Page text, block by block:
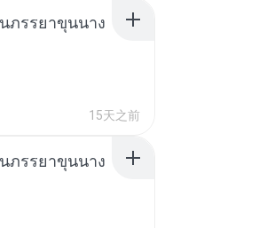
ภรรยาขุนนาง
15天之前
ภรรยาขุนนาง